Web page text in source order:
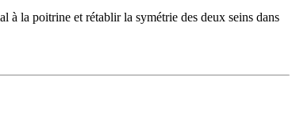
à la poitrine et rétablir la symétrie des deux seins dans